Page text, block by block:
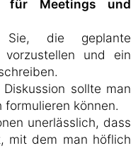
für Meetings und
die geplante
vorzustellen und ein
sollte man
können.
unerlässlich, dass
mit dem man höflich